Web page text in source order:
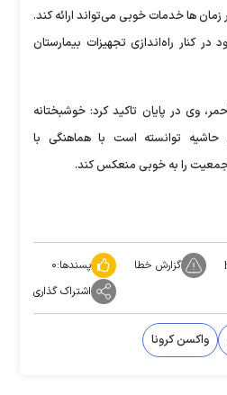
زمان ها خدمات خوبی می‌تواند ارائه کند.
در کنار راه‌اندازی تجهیزات بیمارستان
وی در پایان تاکید کرد: خوشبختانه
حاشیه توانسته است با هماهنگی با
را به خوبی منعکس کند.
گزارش خطا پسندها:۰
اشتراک گذاری
واکسن کرونا